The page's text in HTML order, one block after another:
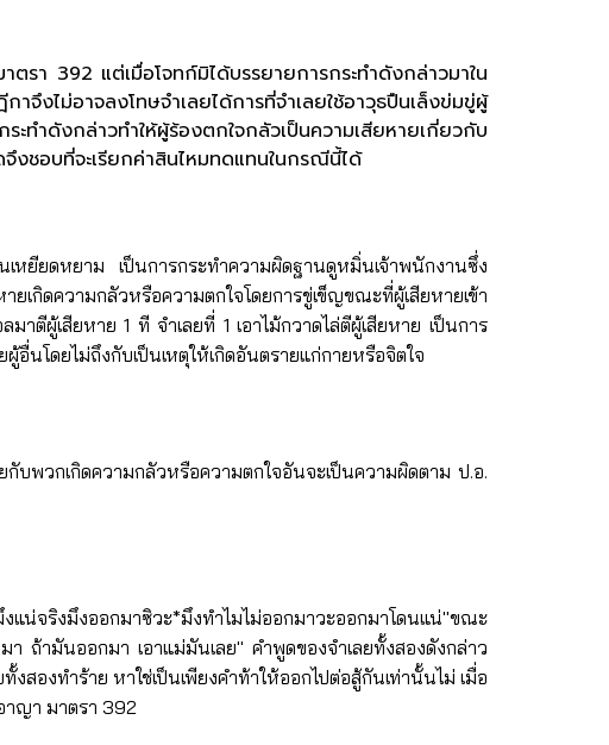
รา 392 แต่เมื่อโจทก์มิได้บรรยายการกระทำดังกล่าวมาใน
งไม่อาจลงโทษจำเลยได้การที่จำเลยใช้อาวุธปืนเล็งข่มขู่ผู้
ะทำดังกล่าวทำให้ผู้ร้องตกใจกลัวเป็นความเสียหายเกี่ยวกับ
งชอบที่จะเรียกค่าสินไหมทดแทนในกรณีนี้ได้
ยียดหยาม เป็นการกระทำความผิดฐานดูหมิ่นเจ้าพนักงานซึ่ง
เกิดความกลัวหรือความตกใจโดยการขู่เข็ญขณะที่ผู้เสียหายเข้า
ตีผู้เสียหาย 1 ที จำเลยที่ 1 เอาไม้กวาดไล่ตีผู้เสียหาย เป็นการ
อื่นโดยไม่ถึงกับเป็นเหตุให้เกิดอันตรายแก่กายหรือจิตใจ
กับพวกเกิดความกลัวหรือความตกใจอันจะเป็นความผิดตาม ป.อ.
แน่จริงมึงออกมาซิวะ*มึงทำไมไม่ออกมาวะออกมาโดนแน่"ขณะ
ถ้ามันออกมา เอาแม่มันเลย" คำพูดของจำเลยทั้งสองดังกล่าว
สองทำร้าย หาใช่เป็นเพียงคำท้าให้ออกไปต่อสู้กันเท่านั้นไม่ เมื่อ
าญา มาตรา 392